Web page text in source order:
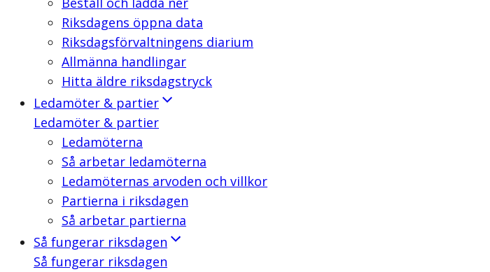
Riksdagens öppna data
Riksdagsförvaltningens diarium
Allmänna handlingar
Hitta äldre riksdagstryck
Ledamöter & partier
Ledamöter & partier
Ledamöterna
Så arbetar ledamöterna
Ledamöternas arvoden och villkor
Partierna i riksdagen
Så arbetar partierna
Så fungerar riksdagen
Så fungerar riksdagen